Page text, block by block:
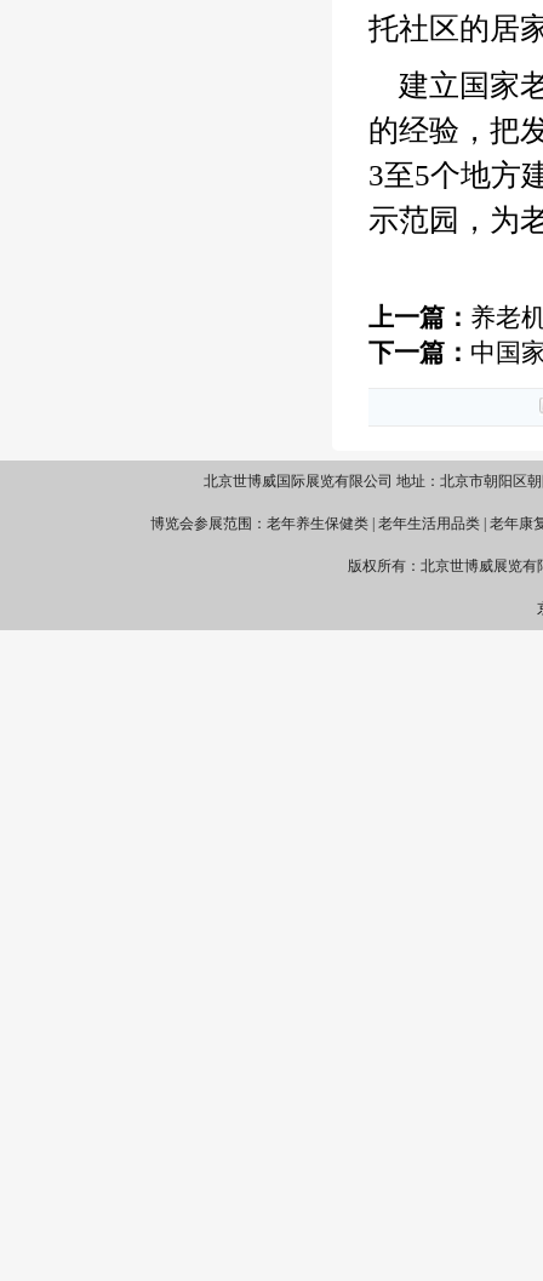
托社区的居
建立国家
的经验，把
3至5个地方
示范园，为
上一篇： 养老
下一篇： 中国
北京世博威国际展览有限公司 地址：北京市朝阳区朝
博览会参展范围：老年养生保健类 | 老年生活用品类 | 老年
版权所有：北京世博威展览